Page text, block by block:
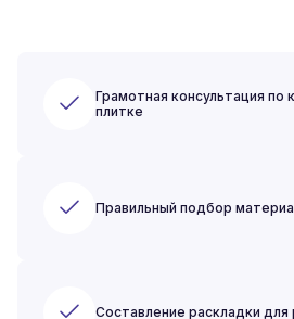
Грамотная консультация по
плитке
Правильный подбор
Составление раскладки